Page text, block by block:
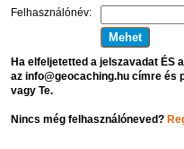
Felhasználónév:
Ha elfeljetetted a jelszavadat ÉS
az info@geocaching.hu címre és
vagy Te.
Nincs még felhasználóneved?